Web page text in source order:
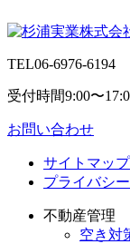
TEL06-6976-6194
受付時間9:00〜
お問い合わせ
サイトマップ
プライバシ
不動産管理
空き対